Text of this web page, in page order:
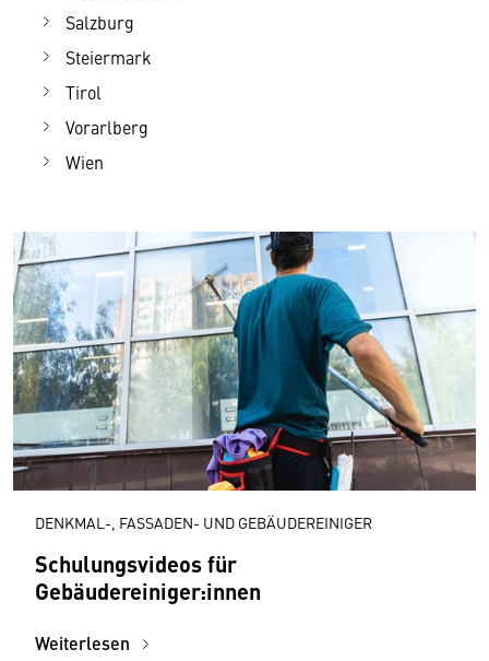
Salzburg
Steiermark
Tirol
Vorarlberg
Wien
DENKMAL-, FASSADEN- UND GEBÄUDEREINIGER
Schulungsvideos für
Gebäudereiniger:innen
Weiterlesen